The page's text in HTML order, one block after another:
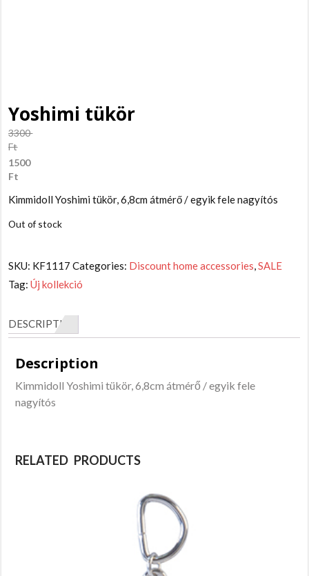
Yoshimi tükör
3300
Ft
1500
Ft
Kimmidoll Yoshimi tükör, 6,8cm átmérő / egyik fele nagyítós
Out of stock
SKU: KF1117 Categories: Discount home accessories,SALE
Tag:Új kollekció
DESCRIPTION
Description
Kimmidoll Yoshimi tükör, 6,8cm átmérő / egyik fele
nagyítós
RELATED PRODUCTS